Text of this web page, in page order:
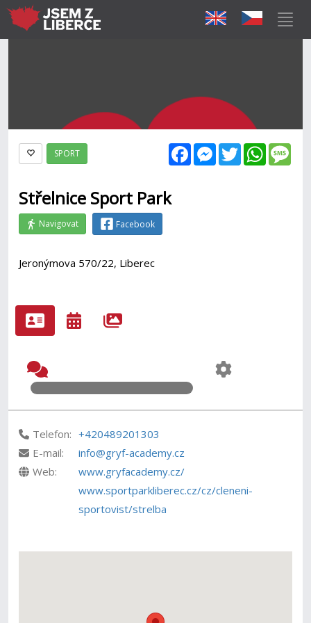
FacebookMessenger
Twitter
SPORT
Střelnice Sport Park
Navigovat Facebook
Jeronýmova 570/22, Liberec
Telefon: +420489201303
E-mail:
info@gryf-academy.cz
Web:
www.gryfacademy.cz/
www.sportparkliberec.cz/cz/cleneni-
sportovist/strelba